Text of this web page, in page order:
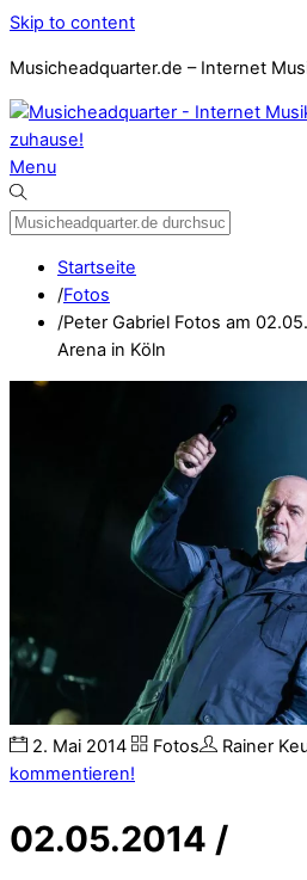
Skip to content
Musicheadquarter.de – Internet
Menu
Startseite
/Fotos
/Peter Gabriel Fotos am
Arena in Köln
2. Mai 2014 Fotos Rainer
kommentieren!
02.05.2014 /